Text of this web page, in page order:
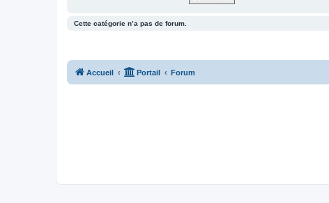
Cette catégorie n’a pas de forum.
Accueil Portail Forum